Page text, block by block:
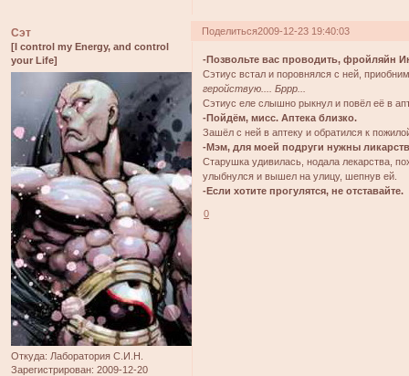
Поделиться2009-12-23 19:40:03
Сэт
[I control my Energy, and control
your Life]
Откуда: Лаборатория С.И.Н.
Зарегистрирован: 2009-12-20
-Позвольте вас проводить, фройляйн
Сэтиус встал и поровнялся с ней,
геройствую.... Бррр...
Сэтиус еле слышно рыкнул и повёл её в
-Пойдём, мисс. Аптека близко.
Зашёл с ней в аптеку и обратился к
-Мэм, для моей подруги нужны
Старушка удивилась, нодала лекарства,
улыбнулся и вышел на улицу, шепнув ей.
-Если хотите прогулятся, не отставайте.
0